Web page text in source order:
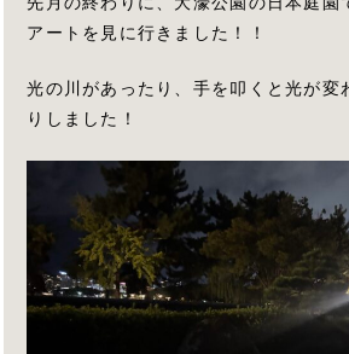
先月の終わりに、大濠公園の日本庭園
アートを見に行きました！！
光の川があったり、手を叩くと光が変
りしました！